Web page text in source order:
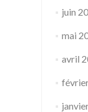
juin
mai
avril